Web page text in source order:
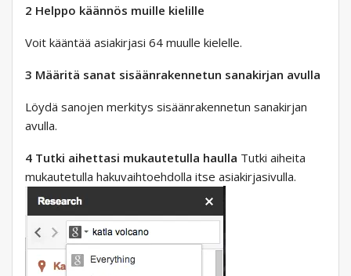
2 Helppo käännös muille kielille
Voit kääntää asiakirjasi 64 muulle kielelle.
3 Määritä sanat sisäänrakennetun sanakirjan avulla
Löydä sanojen merkitys sisäänrakennetun sanakirjan
avulla.
4 Tutki aihettasi mukautetulla haulla Tutki aiheita
mukautetulla hakuvaihtoehdolla itse asiakirjasivulla.